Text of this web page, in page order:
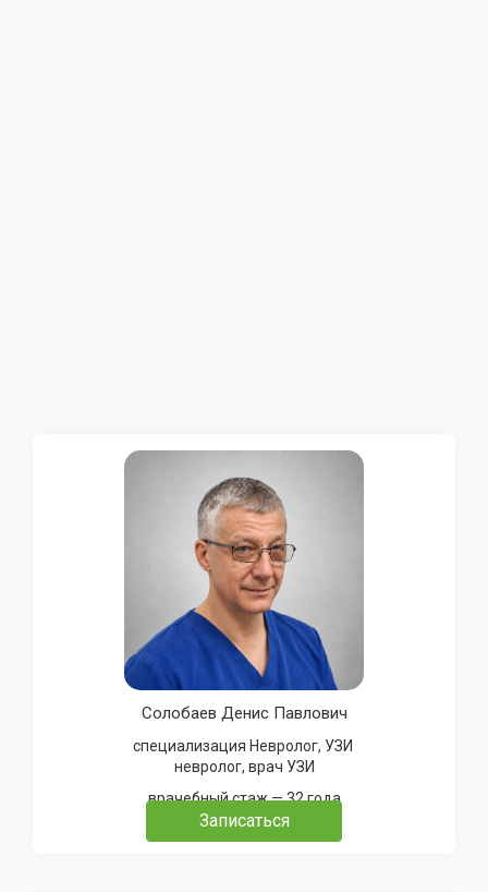
Солобаев Денис Павлович
специализация Невролог, УЗИ
невролог, врач УЗИ
врачебный стаж — 32 года
Записаться